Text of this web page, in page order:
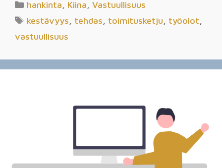
hankinta Kiina Vastuullisuus
kestävyys
tehdas toimitusketju työolot
vastuullisuus